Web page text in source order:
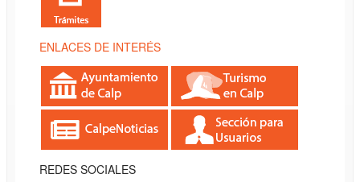
ENLACES DE INTERÉS
REDES SOCIALES